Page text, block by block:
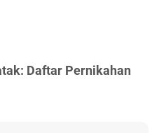
Daftar Pernikahan